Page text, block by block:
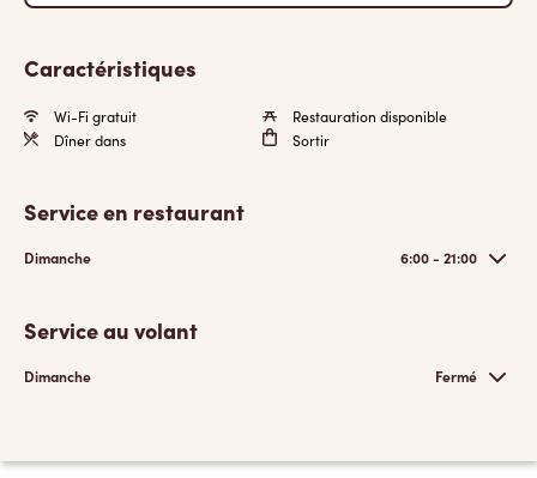
Caractéristiques
Wi-Fi gratuit
Restauration disponible
Dîner dans
Sortir
Service en restaurant
Dimanche 6:00 - 21:00
Service au volant
Dimanche Fermé